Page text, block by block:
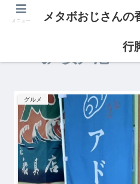
安戸池
グルメ
メニュー メタボおじさんの
行